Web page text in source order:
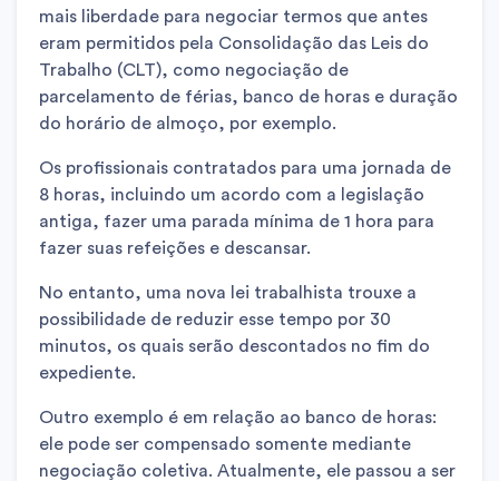
mais liberdade para negociar termos que antes
eram permitidos pela Consolidação das Leis do
Trabalho (CLT), como negociação de
parcelamento de férias, banco de horas e duração
do horário de almoço, por exemplo.
Os profissionais contratados para uma jornada de
8 horas, incluindo um acordo com a legislação
antiga, fazer uma parada mínima de 1 hora para
fazer suas refeições e descansar.
No entanto, uma nova lei trabalhista trouxe a
possibilidade de reduzir esse tempo por 30
minutos, os quais serão descontados no fim do
expediente.
Outro exemplo é em relação ao banco de horas:
ele pode ser compensado somente mediante
negociação coletiva. Atualmente, ele passou a ser